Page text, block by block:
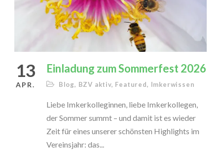
13
APR.
Einladung zum Sommerfest 2026
Blog, BZV aktiv, Featured, Imkerwissen
Liebe Imkerkolleginnen, liebe Imkerkollegen,
der Sommer summt – und damit ist es wieder
Zeit für eines unserer schönsten Highlights im
Vereinsjahr: das...